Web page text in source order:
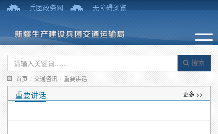
兵团政务网 无障碍浏览
搜索
首页 / 交通咨讯 / 重要讲话
重要讲话 更多 >>